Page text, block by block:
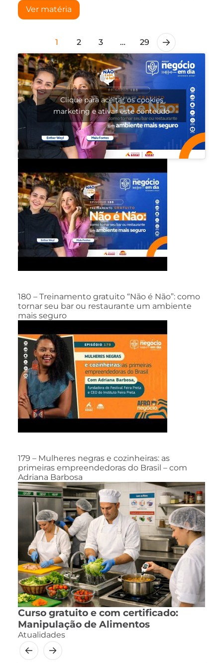
Ver matéria
1 2 3 … 29
Clique para aceitar os cookies
marketing e ativar este conteúdo
180 – Treinamento gratuito “Não é Não”: como
tornar seu bar ou restaurante um ambiente
mais seguro
179 – Mulheres negras e cozinheiras: as
primeiras empreendedoras do Brasil – com
Adriana Barbosa
Curso gratuito e com certificado:
Manipulação de Alimentos
Atualidades